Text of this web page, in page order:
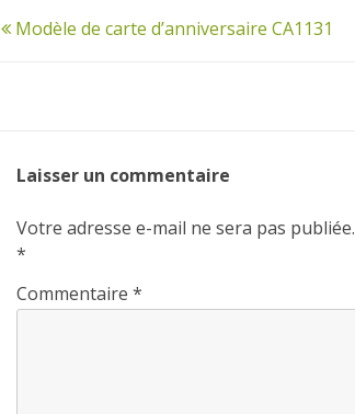
Navigation
Modèle de carte d’anniversaire CA1131
Laisser un commentaire
Votre adresse e-mail ne sera pas publiée.
*
Commentaire *